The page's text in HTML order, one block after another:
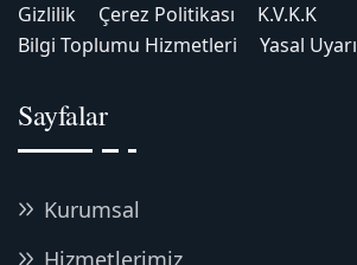
Gizlilik Çerez Politikası
K.V.K.K
Bilgi Toplumu Hizmetleri
Yasal Uyarı
Sayfalar
Kurumsal
Hizmetlerimiz